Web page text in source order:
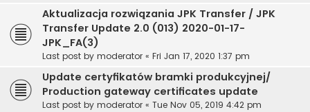
Aktualizacja rozwiązania JPK Transfer / JPK
Transfer Update 2.0 (013) 2020-01-17-
JPK_FA(3)
Last post by moderator « Fri Jan 17, 2020 1:37 pm
Update certyfikatów bramki produkcyjnej/
Production gateway certificates update
Last post by moderator « Tue Nov 05, 2019 4:42 pm